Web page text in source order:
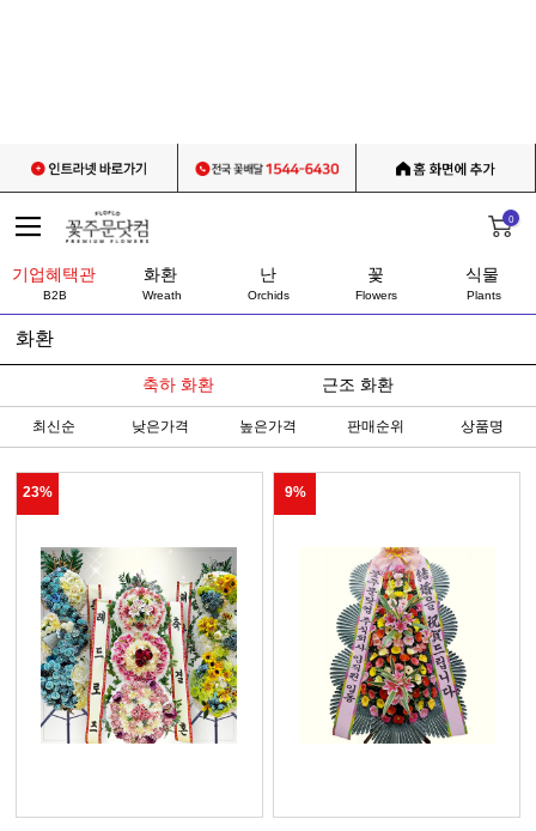
0
기업혜택관
B2B
화환
Wreath
난
Orchids
꽃
Flowers
식물
Plants
화환
축하 화환 근조 화환
최신순 낮은가격 높은가격 판매순위 상품명
23% 9%